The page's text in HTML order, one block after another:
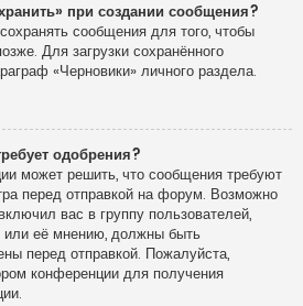
при создании сообщения?
сообщения для того, чтобы
Для загрузки сохранённого
«Черновики» личного раздела.
одобрения?
может решить, что сообщения требуют
перед отправкой на форум. Возможно
вас в группу пользователей,
или её мнению, должны быть
перед отправкой. Пожалуйста,
конференции для получения